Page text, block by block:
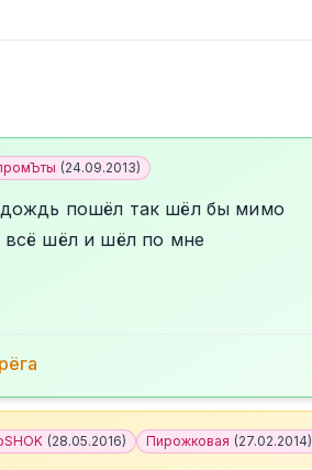
(24.09.2013)
пошёл так шёл бы мимо
всё шёл и шёл по мне
(28.05.2016) Пирожковая (27.02.2014)